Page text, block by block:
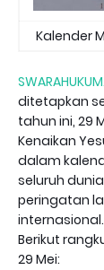
Kalender
ditetapkan
tahun ini, 29
Kenaikan
dalam
seluruh
peringatan
internasional.
Berikut
29 Mei: